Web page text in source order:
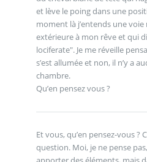
et lève le poing dans une
moment là j’entends une
extérieure à mon rêve et qui
lociferate". Je me réveille
s’est allumée et non, il n’y a
chambre.
Qu’en pensez vous ?
Et vous, qu’en pensez-vous ?
question. Moi, je ne pense